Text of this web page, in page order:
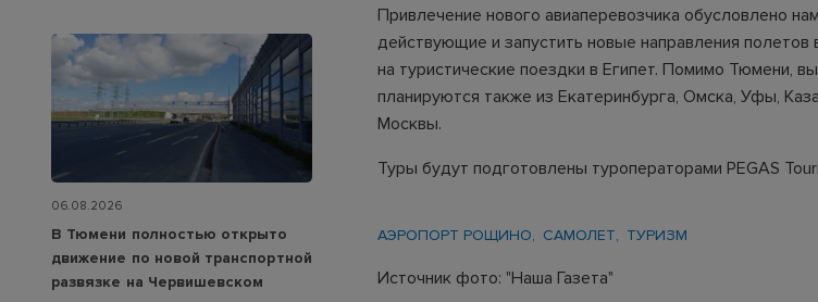
Привлечение нового авиаперевозчика обусловлено
действующие и запустить новые направления полетов
на туристические поездки в Египет. Помимо Тюмени,
планируются также из Екатеринбурга, Омска, Уфы,
Москвы.
Туры будут подготовлены туроператорами PEGAS
АЭРОПОРТ РОЩИНО
САМОЛЕТ ТУРИЗМ
Источник фото: "Наша Газета"
06.08.2026
В Тюмени полностью открыто
движение по новой транспортной
развязке на Червишевском